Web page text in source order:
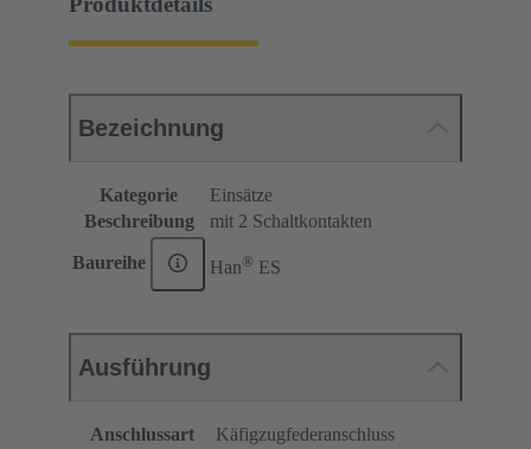
Bezeichnung
Kategorie
Einsätze
Beschreibung
mit 2 Schaltkontakten
Baureihe Han® ES
Ausführung
Anschlussart
Käfigzugfederanschluss